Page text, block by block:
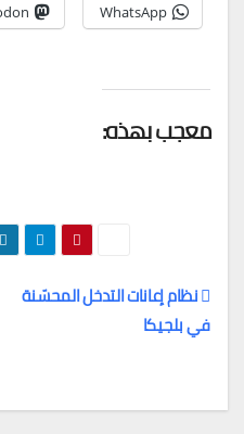
WhatsApp
معجب بهذه:
تصفّح
نظام إعانات التدخل المحسّنة
في بلجيكا